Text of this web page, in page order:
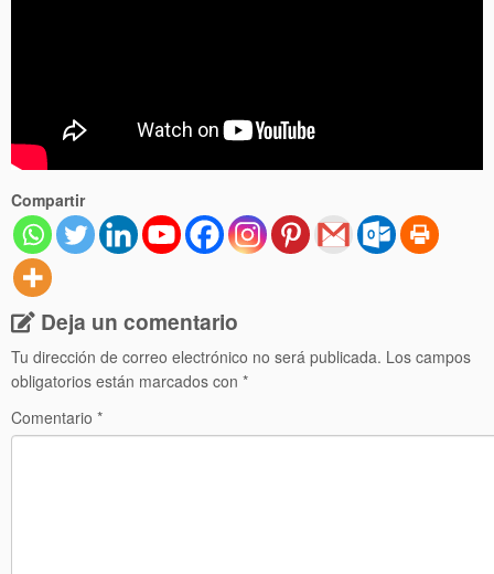
Compartir
Deja un comentario
Tu dirección de correo electrónico no será publicada. Los campos
obligatorios están marcados con *
Comentario *